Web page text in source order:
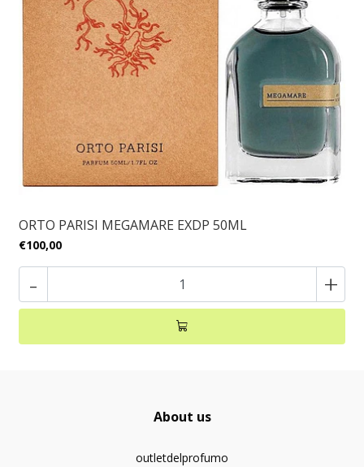
ORTO PARISI MEGAMARE EXDP 50ML
€100,00
- +
About us
outletdelprofumo